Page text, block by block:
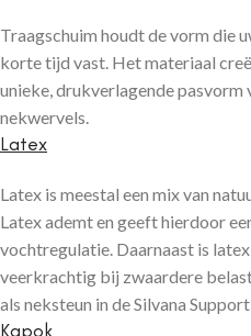
Traagschuim houdt de vorm die
korte tijd vast. Het materiaal
unieke, drukverlagende pasvorm
nekwervels.
Latex
Latex is meestal een mix van
Latex ademt en geeft hierdoor
vochtregulatie. Daarnaast is
veerkrachtig bij zwaardere
als neksteun in de Silvana
Kapok